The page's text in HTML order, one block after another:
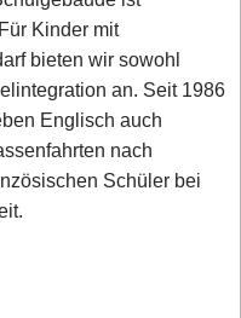
Kinder mit
bieten wir sowohl
an. Seit 1986
Englisch auch
nach
Schüler bei